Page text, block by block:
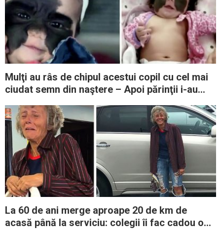
Mulţi au râs de chipul acestui copil cu cel mai
ciudat semn din naştere – Apoi părinţii i-au
La 60 de ani merge aproape 20 de km de
acasă până la serviciu: colegii îi fac cadou o